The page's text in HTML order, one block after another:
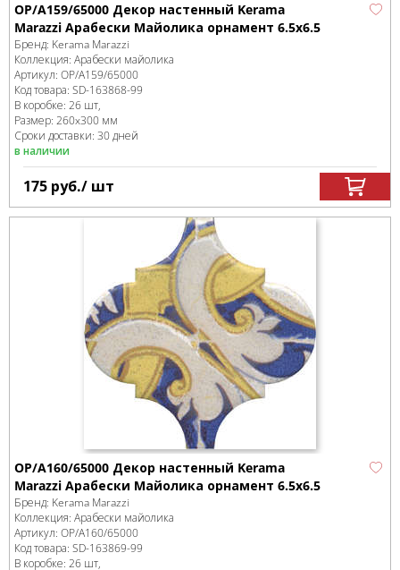
OP/A159/65000 Декор настенный Kerama
Marazzi Арабески Майолика орнамент 6.5x6.5
Бренд: Kerama Marazzi
Коллекция: Арабески майолика
Артикул: OP/A159/65000
Код товара: SD-163868-99
В коробке: 26 шт,
Размер: 260x300 мм
Сроки доставки: 30 дней
в наличии
175 руб./ шт
OP/A160/65000 Декор настенный Kerama
Marazzi Арабески Майолика орнамент 6.5x6.5
Бренд: Kerama Marazzi
Коллекция: Арабески майолика
Артикул: OP/A160/65000
Код товара: SD-163869-99
В коробке: 26 шт,